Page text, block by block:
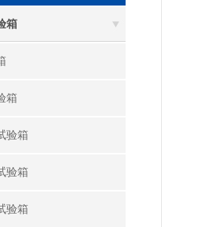
箱
箱
验箱
验箱
验箱